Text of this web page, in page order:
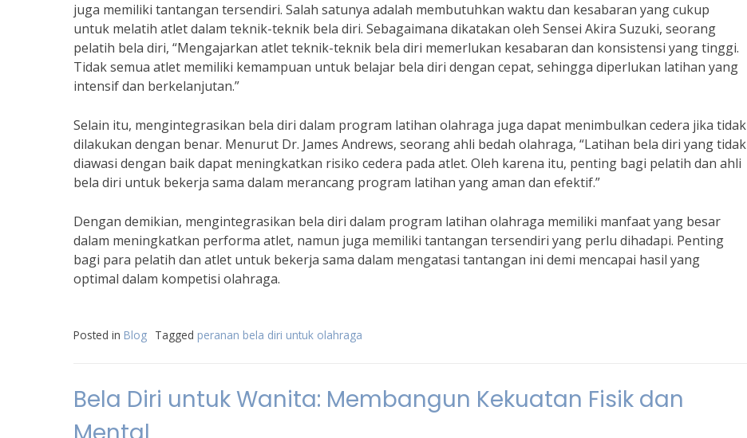
juga memiliki tantangan tersendiri. Salah satunya adalah membutuhkan waktu dan kesabaran yang cukup
untuk melatih atlet dalam teknik-teknik bela diri. Sebagaimana dikatakan oleh Sensei Akira Suzuki, seorang
pelatih bela diri, “Mengajarkan atlet teknik-teknik bela diri memerlukan kesabaran dan konsistensi yang tinggi.
Tidak semua atlet memiliki kemampuan untuk belajar bela diri dengan cepat, sehingga diperlukan latihan yang
intensif dan berkelanjutan.”
Selain itu, mengintegrasikan bela diri dalam program latihan olahraga juga dapat menimbulkan cedera jika tidak
dilakukan dengan benar. Menurut Dr. James Andrews, seorang ahli bedah olahraga, “Latihan bela diri yang tidak
diawasi dengan baik dapat meningkatkan risiko cedera pada atlet. Oleh karena itu, penting bagi pelatih dan ahli
bela diri untuk bekerja sama dalam merancang program latihan yang aman dan efektif.”
Dengan demikian, mengintegrasikan bela diri dalam program latihan olahraga memiliki manfaat yang besar
dalam meningkatkan performa atlet, namun juga memiliki tantangan tersendiri yang perlu dihadapi. Penting
bagi para pelatih dan atlet untuk bekerja sama dalam mengatasi tantangan ini demi mencapai hasil yang
optimal dalam kompetisi olahraga.
Posted in Blog Tagged peranan bela diri untuk olahraga
Bela Diri untuk Wanita: Membangun Kekuatan Fisik dan